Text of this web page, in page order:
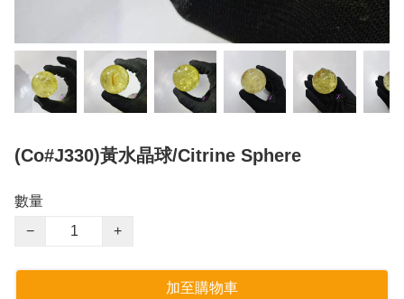
(Co#J330)黃水晶球/Citrine Sphere
數量
−
+
加至購物車